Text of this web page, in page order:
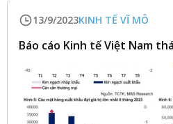
13/9/2023KINH TẾ VĨ MÔ
Báo cáo Kinh tế Việt Nam